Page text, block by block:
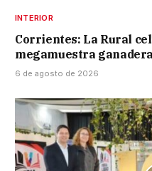
INTERIOR
Corrientes: La Rural
megamuestra
6 de agosto de 2026